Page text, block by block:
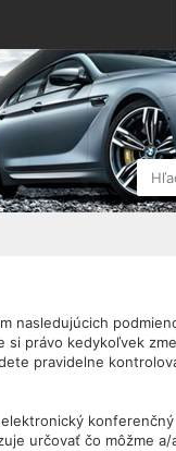
nasledujúcich
si právo kedykoľvek
pravidelne
elektronický
určovať čo môžme